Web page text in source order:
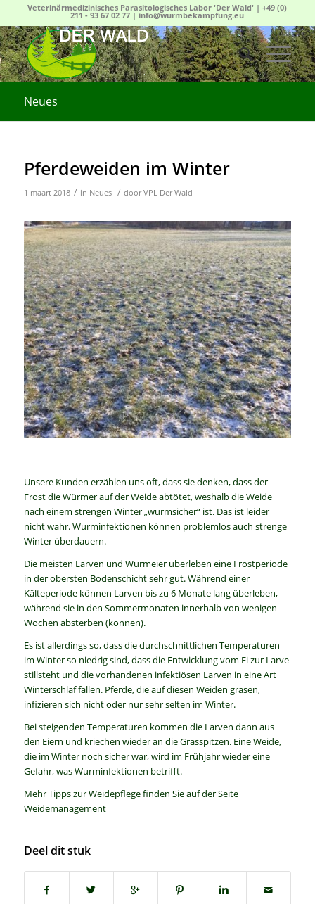
Veterinärmedizinisches Parasitologisches Labor 'Der Wald' |+49 (0)
211 - 93 67 02 77 | info@wurmbekampfung.eu
Neues
Pferdeweiden im Winter
1 maart 2018 / in Neues / doorVPL Der Wald
Unsere Kunden erzählen uns oft, dass sie denken, dass der
Frost die Würmer auf der Weide abtötet, weshalb die Weide
nach einem strengen Winter „wurmsicher“ ist. Das ist leider
nicht wahr. Wurminfektionen können problemlos auch strenge
Winter überdauern.
Die meisten Larven und Wurmeier überleben eine Frostperiode
in der obersten Bodenschicht sehr gut. Während einer
Kälteperiode können Larven bis zu 6 Monate lang überleben,
während sie in den Sommermonaten innerhalb von wenigen
Wochen absterben (können).
Es ist allerdings so, dass die durchschnittlichen Temperaturen
im Winter so niedrig sind, dass die Entwicklung vom Ei zur Larve
stillsteht und die vorhandenen infektiösen Larven in eine Art
Winterschlaf fallen. Pferde, die auf diesen Weiden grasen,
infizieren sich nicht oder nur sehr selten im Winter.
Bei steigenden Temperaturen kommen die Larven dann aus
den Eiern und kriechen wieder an die Grasspitzen. Eine Weide,
die im Winter noch sicher war, wird im Frühjahr wieder eine
Gefahr, was Wurminfektionen betrifft.
Mehr Tipps zur Weidepflege finden Sie auf der Seite
Weidemanagement
Deel dit stuk